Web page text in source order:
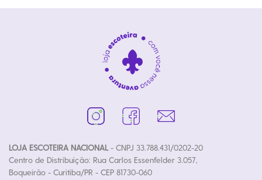
LOJA ESCOTEIRA NACIONAL- CNPJ 33.788.431/0202-20
Centro de Distribuição: Rua Carlos Essenfelder 3.057,
Boqueirão - Curitiba/PR - CEP 81730-060